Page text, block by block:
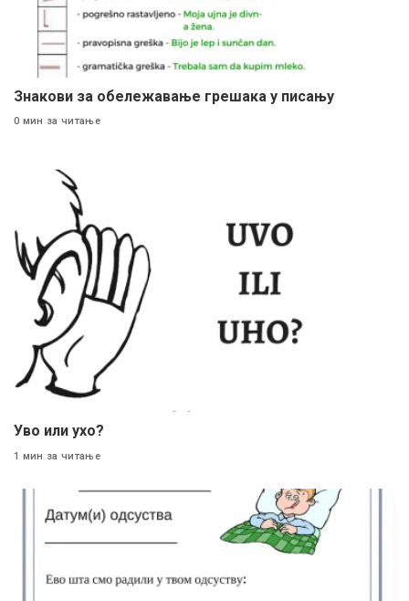
Знакови за обележавање грешака у писању
0 мин за читање
Уво или ухо?
1 мин за читање